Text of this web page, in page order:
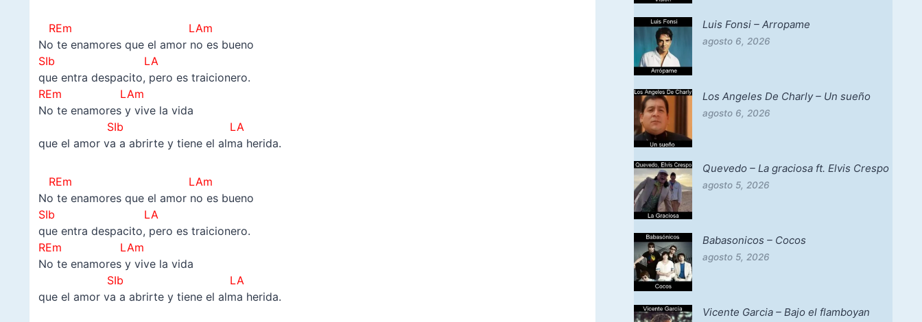
REm LAm
No te enamores que el amor no es bueno
SIb LA
que entra despacito, pero es traicionero.
REm LAm
No te enamores y vive la vida
SIb LA
que el amor va a abrirte y tiene el alma herida.
REm LAm
No te enamores que el amor no es bueno
SIb LA
que entra despacito, pero es traicionero.
REm LAm
No te enamores y vive la vida
SIb LA
que el amor va a abrirte y tiene el alma herida.
Luis Fonsi – Arropame
agosto 6, 2026
Los Angeles De Charly – Un sueño
agosto 6, 2026
Quevedo – La graciosa ft. Elvis Crespo
agosto 5, 2026
Babasonicos – Cocos
agosto 5, 2026
Vicente Garcia – Bajo el flamboyan